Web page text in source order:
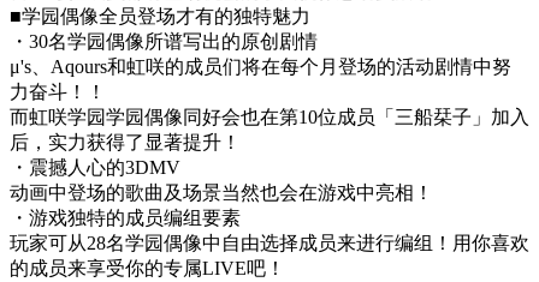
■学园偶像全员登场才有的独特魅力
・30名学园偶像所谱写出的原创剧情
μ's、Aqours和虹咲的成员们将在每个月登场的活动剧情中努
力奋斗！！
而虹咲学园学园偶像同好会也在第10位成员「三船栞子」加入
后，实力获得了显著提升！
・震撼人心的3DMV
动画中登场的歌曲及场景当然也会在游戏中亮相！
・游戏独特的成员编组要素
玩家可从28名学园偶像中自由选择成员来进行编组！用你喜欢
的成员来享受你的专属LIVE吧！